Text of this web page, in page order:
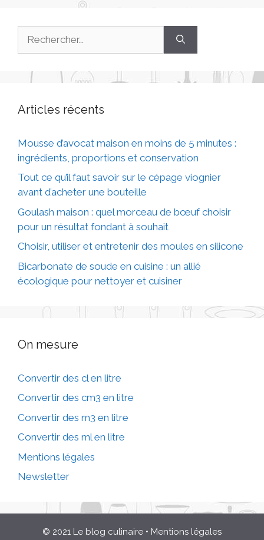
Articles récents
Mousse d’avocat maison en moins de 5 minutes :
ingrédients, proportions et conservation
Tout ce qu’il faut savoir sur le cépage viognier
avant d’acheter une bouteille
Goulash maison : quel morceau de bœuf choisir
pour un résultat fondant à souhait
Choisir, utiliser et entretenir des moules en silicone
Bicarbonate de soude en cuisine : un allié
écologique pour nettoyer et cuisiner
On mesure
Convertir des cl en litre
Convertir des cm3 en litre
Convertir des m3 en litre
Convertir des ml en litre
Mentions légales
Newsletter
© 2021 Le blog culinaire • Mentions légales